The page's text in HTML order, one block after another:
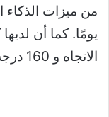
يومًا. كما أن
الاتجاه و 160 درجة FoV.